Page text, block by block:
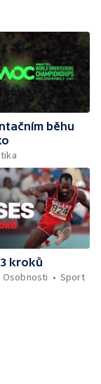
běhu
kroků
Osobnosti Sport